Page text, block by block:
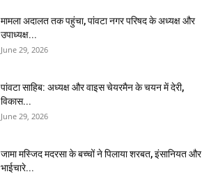
मामला अदालत तक पहुंचा, पांवटा नगर परिषद के अध्यक्ष और
उपाध्यक्ष...
June 29, 2026
पांवटा साहिब: अध्यक्ष और वाइस चेयरमैन के चयन में देरी,
विकास...
June 29, 2026
जामा मस्जिद मदरसा के बच्चों ने पिलाया शरबत, इंसानियत और
भाईचारे...